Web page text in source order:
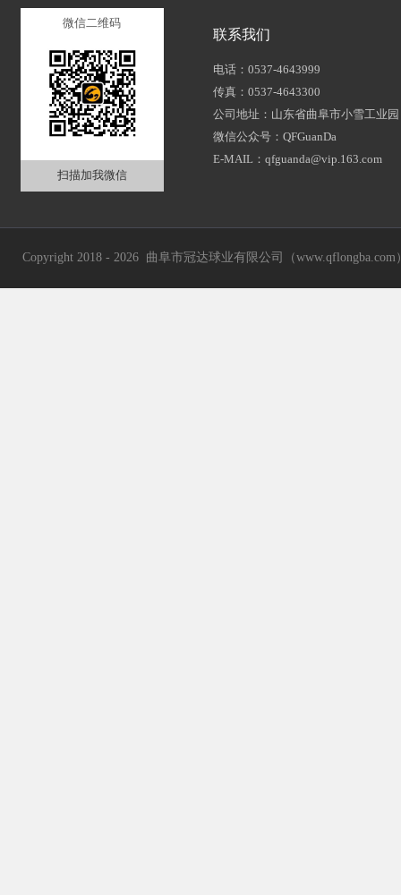
微信二维码
扫描加我微信
联系我们
电话：0537-4643999
传真：0537-4643300
公司地址：山东省曲阜市小雪工业园
微信公众号：QFGuanDa
E-MAIL：qfguanda@vip.163.com
Copyright 2018 - 2026 曲阜市冠达球业有限公司（www.qflongba.com